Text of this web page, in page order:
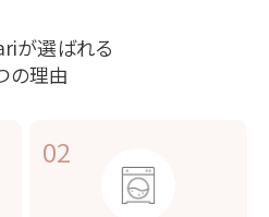
が選ばれる
の理由
02